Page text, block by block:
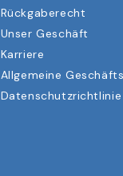
Rückgaberecht
Unser Geschäft
Karriere
Allgemeine
Datenschutzrichtlinie